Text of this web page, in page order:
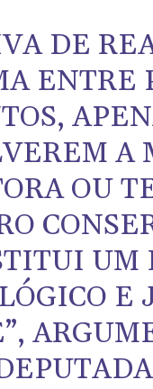
DE
ENTRE
A
OU
UM
E